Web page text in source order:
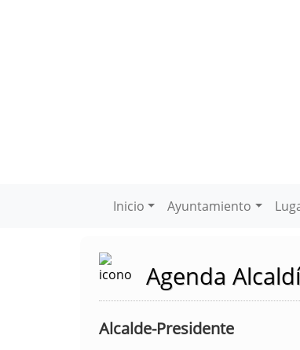
Inicio Ayuntamiento
Agenda
Alcalde-Presidente